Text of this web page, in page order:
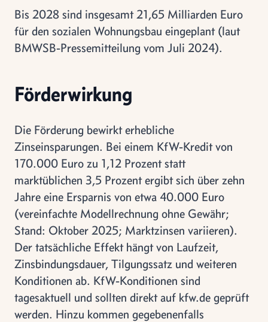
Bis 2028 sind insgesamt 21,65 Milliarden Euro
für den sozialen Wohnungsbau eingeplant (laut
BMWSB-Pressemitteilung vom Juli 2024).
Förderwirkung
Die Förderung bewirkt erhebliche
Zinseinsparungen. Bei einem KfW-Kredit von
170.000 Euro zu 1,12 Prozent statt
marktüblichen 3,5 Prozent ergibt sich über zehn
Jahre eine Ersparnis von etwa 40.000 Euro
(vereinfachte Modellrechnung ohne Gewähr;
Stand: Oktober 2025; Marktzinsen variieren).
Der tatsächliche Effekt hängt von Laufzeit,
Zinsbindungsdauer, Tilgungssatz und weiteren
Konditionen ab. KfW-Konditionen sind
tagesaktuell und sollten direkt auf kfw.de geprüft
werden. Hinzu kommen gegebenenfalls